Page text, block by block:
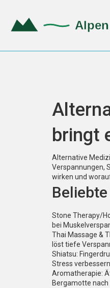
bringt
Alternative
Verspannungen,
wirken und
Stone Therapy/
bei
Thai Massage &
löst tiefe
Shiatsu:
Stress verbessern.
Aromatherapie:
Bergamotte